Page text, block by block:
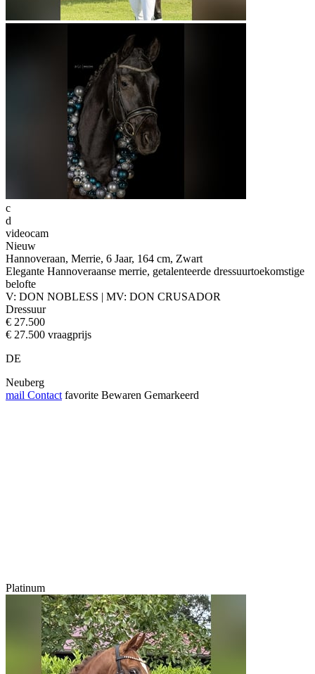
c
d
videocam
Nieuw
Hannoveraan, Merrie, 6 Jaar, 164 cm, Zwart
Elegante Hannoveraanse merrie, getalenteerde dressuurtoekomstige
belofte
V: DON NOBLESS | MV: DON CRUSADOR
Dressuur
€ 27.500
€ 27.500 vraagprijs
DE
Neuberg
mail Contact favorite Bewaren Gemarkeerd
Platinum